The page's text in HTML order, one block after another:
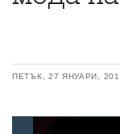
ПЕТЪК, 27 ЯНУАРИ,